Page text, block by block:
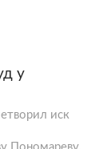
у
иск